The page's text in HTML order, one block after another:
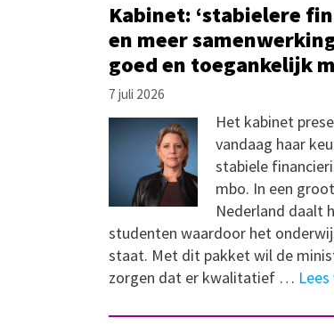
Kabinet: ‘stabielere
en meer
goed en toegankelijk
7 juli 2026
Het kabinet
vandaag haar
stabiele
mbo. In een
Nederland daalt
studenten waardoor het
staat. Met dit pakket wil de
zorgen dat er kwalitatief …